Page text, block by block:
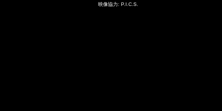
映像協力: P.I.C.S.